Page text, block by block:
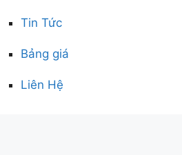
Tin Tức
Bảng giá
Liên Hệ